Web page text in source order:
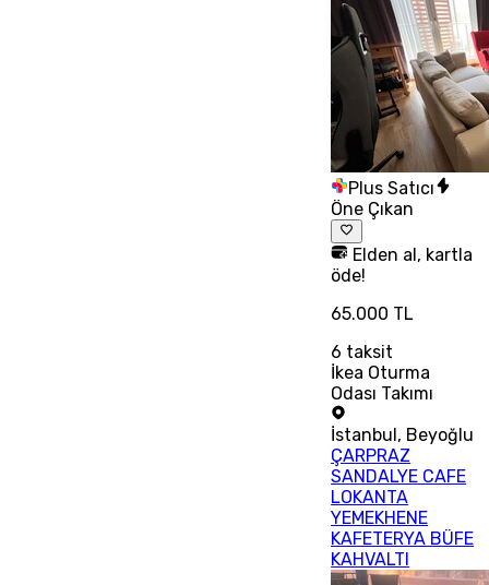
Plus Satıcı
Öne Çıkan
Elden al, kartla
öde!
65.000 TL
6 taksit
İkea Oturma
Odası Takımı
İstanbul , Beyoğlu
ÇARPRAZ
SANDALYE CAFE
LOKANTA
YEMEKHENE
KAFETERYA BÜFE
KAHVALTI